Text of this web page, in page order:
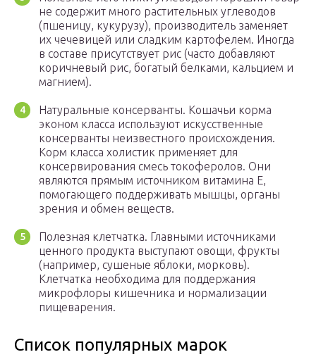
не содержит много растительных углеводов
(пшеницу, кукурузу), производитель заменяет
их чечевицей или сладким картофелем. Иногда
в составе присутствует рис (часто добавляют
коричневый рис, богатый белками, кальцием и
магнием).
Натуральные консерванты. Кошачьи корма
эконом класса используют искусственные
консерванты неизвестного происхождения.
Корм класса холистик применяет для
консервирования смесь токоферолов. Они
являются прямым источником витамина Е,
помогающего поддерживать мышцы, органы
зрения и обмен веществ.
Полезная клетчатка. Главными источниками
ценного продукта выступают овощи, фрукты
(например, сушеные яблоки, морковь).
Клетчатка необходима для поддержания
микрофлоры кишечника и нормализации
пищеварения.
Список популярных марок